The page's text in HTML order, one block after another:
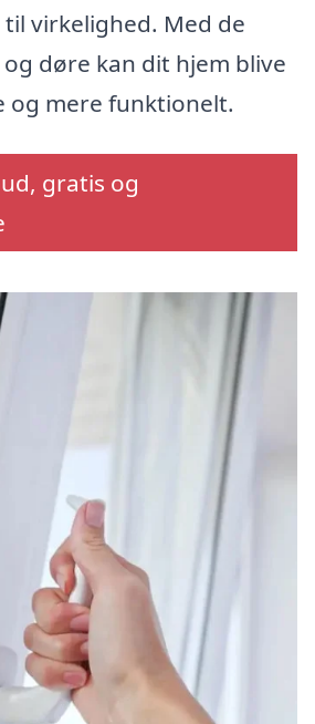
virkelighed. Med de
døre kan dit hjem blive
og mere funktionelt.
gratis og